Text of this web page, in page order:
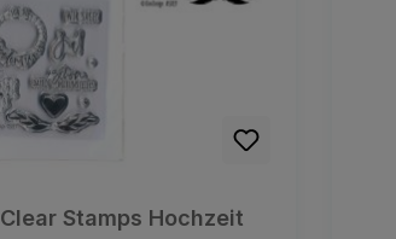
Clear Stamps Hochzeit